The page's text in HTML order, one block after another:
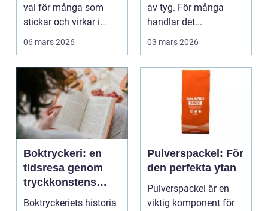
val för många som
stickar och virkar i
Sverige. Kombin...
06 mars 2026
av tyg. För många
handlar det...
03 mars 2026
Boktryckeri: en
tidsresa genom
tryckkonstens
värld
Boktryckeriets historia
Pulverspackel: För
den perfekta ytan
Pulverspackel är en
viktig komponent för